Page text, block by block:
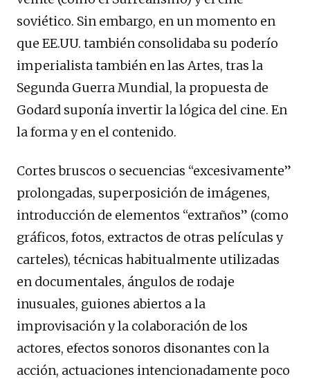
soviético. Sin embargo, en un momento en
que EE.UU. también consolidaba su poderío
imperialista también en las Artes, tras la
Segunda Guerra Mundial, la propuesta de
Godard suponía invertir la lógica del cine. En
la forma y en el contenido.
Cortes bruscos o secuencias “excesivamente”
prolongadas, superposición de imágenes,
introducción de elementos “extraños” (como
gráficos, fotos, extractos de otras películas y
carteles), técnicas habitualmente utilizadas
en documentales, ángulos de rodaje
inusuales, guiones abiertos a la
improvisación y la colaboración de los
actores, efectos sonoros disonantes con la
acción, actuaciones intencionadamente poco